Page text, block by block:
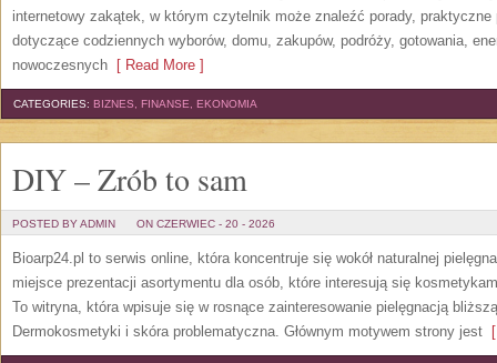
internetowy zakątek, w którym czytelnik może znaleźć porady,
dotyczące codziennych wyborów, domu, zakupów, podróży, gotowania,
nowoczesnych [ Read More ]
CATEGORIES: BIZNES, FINANSE, EKONOMIA
DIY – Zrób to sam
POSTED BY ADMIN ON CZERWIEC - 20 - 2026
Bioarp24.pl to serwis online, która koncentruje się wokół naturalnej
miejsce prezentacji asortymentu dla osób, które interesują się
To witryna, która wpisuje się w rosnące zainteresowanie pielęgnacją
Dermokosmetyki i skóra problematyczna. Głównym motywem strony jest